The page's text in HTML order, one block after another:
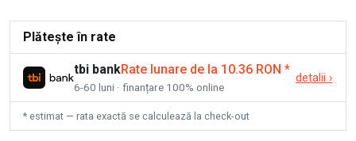
Plătește în rate
tbi bankRate lunare de la 10.36 RON *
6-60 luni · finanțare 100% online
detalii ›
* estimat — rata exactă se calculează la check-out